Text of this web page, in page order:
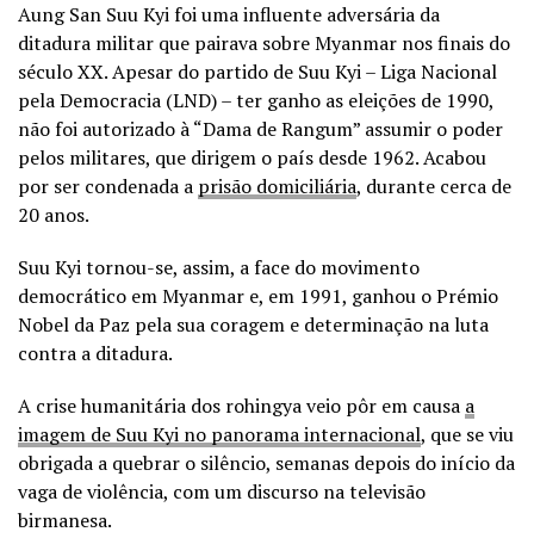
Aung San Suu Kyi foi uma influente adversária da
ditadura militar que pairava sobre Myanmar nos finais do
século XX. Apesar do partido de Suu Kyi – Liga Nacional
pela Democracia (LND) – ter ganho as eleições de 1990,
não foi autorizado à “Dama de Rangum” assumir o poder
pelos militares, que dirigem o país desde 1962. Acabou
por ser condenada a prisão domiciliária, durante cerca de
20 anos.
Suu Kyi tornou-se, assim, a face do movimento
democrático em Myanmar e, em 1991, ganhou o Prémio
Nobel da Paz pela sua coragem e determinação na luta
contra a ditadura.
A crise humanitária dos rohingya veio pôr em causa a
imagem de Suu Kyi no panorama internacional, que se viu
obrigada a quebrar o silêncio, semanas depois do início da
vaga de violência, com um discurso na televisão
birmanesa.